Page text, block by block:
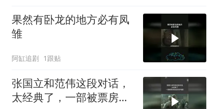
果然有卧龙的地方必有凤
雏
阿缸追剧 1跟贴
张国立和范伟这段对话，
太经典了，一部被票房低